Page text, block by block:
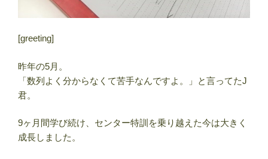
[greeting]
昨年の5月。
「数列よく分からなくて苦手なんですよ。」と言ってたJ
君。
9ヶ月間学び続け、センター特訓を乗り越えた今は大きく
成長しました。